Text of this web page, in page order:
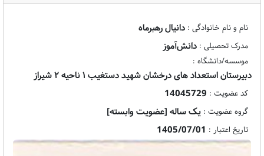
نام و نام خانوادگی : دانیال رهبرماه
مدرک تحصیلی : دانش‌آموز
موسسه/دانشگاه :
دبیرستان استعداد های درخشان شهید دستغیب ۱ ناحیه ۲ شیراز
کد عضویت : 14045729
گروه عضویت : یک ساله [عضویت وابسته]
تاریخ اعتبار : 1405/07/01